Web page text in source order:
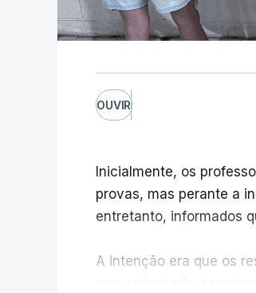
OUVIR
Inicialmente, os
provas, mas perante a
entretanto, informados
A intenção era que os